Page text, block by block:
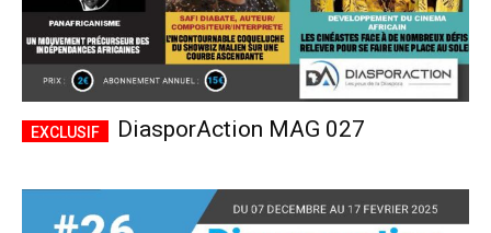
DiasporAction MAG 027